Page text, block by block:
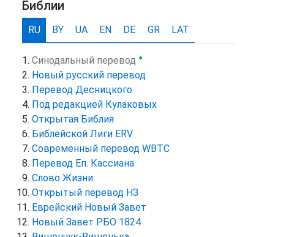
Библии
RU BY UA EN DE GR LAT
Синодальный перевод ●
Новый русский перевод
Перевод Десницкого
Под редакцией Кулаковых
Открытая Библия
Библейской Лиги ERV
Cовременный перевод WBTC
Перевод Еп. Кассиана
Слово Жизни
Открытый перевод НЗ
Еврейский Новый Завет
Новый Завет РБО 1824